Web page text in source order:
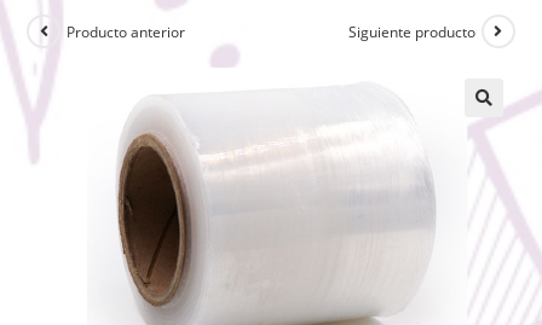
Producto anterior Siguiente producto
🔍